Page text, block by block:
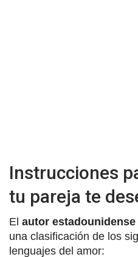
Instrucciones
tu pareja te
El autor estadounidense
una clasificación de los
lenguajes del amor: